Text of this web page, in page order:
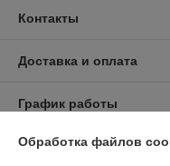
Контакты
Доставка и оплата
График работы
Полная версия сайта
Обработка файлов